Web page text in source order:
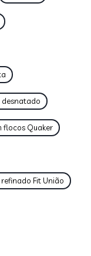
desnatado
flocos Quaker
Fit União